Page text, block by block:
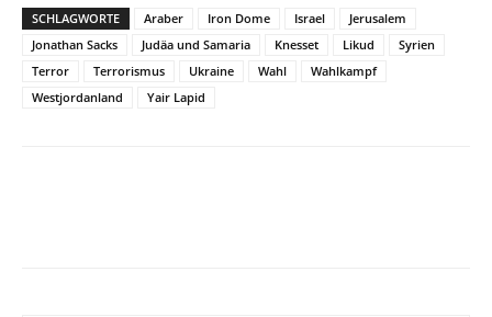
SCHLAGWORTE Araber Iron Dome Israel
Jerusalem
Jonathan Sacks
Judäa und Samaria Knesset Likud
Syrien
Terror
Terrorismus Ukraine Wahl
Wahlkampf
Westjordanland
Yair Lapid